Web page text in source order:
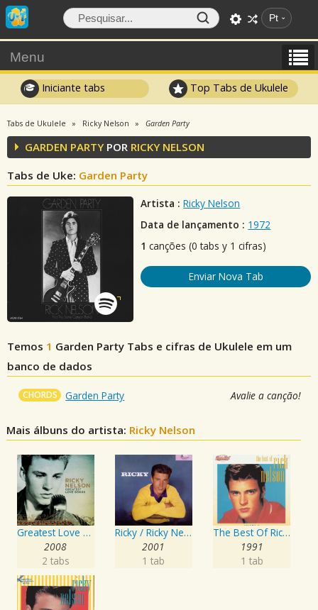
Pt
Menu
Iniciante tabs Top Tabs de Ukulele
Tabs de Ukulele Ricky Nelson Garden Party
GARDEN PARTYPOR RICKY NELSON
Tabs de Uke: Garden Party
Artista : Ricky Nelson
Data de lançamento : 1972
1 canções (0 tabs y 1 cifras)
Enviar Nova Tab
Temos 1 Garden Party Tabs e cifras de Ukulele em um
banco de dados
CHORDS Garden Party Avalie a canção!
Mais álbuns do artista: Ricky Nelson
Greatest Love Songs
2008
2 tabs
Ricky / Ricky Nelson
2001
1 tab
The Best Of Rick Nelson, Vol. 2
1991
1 tab